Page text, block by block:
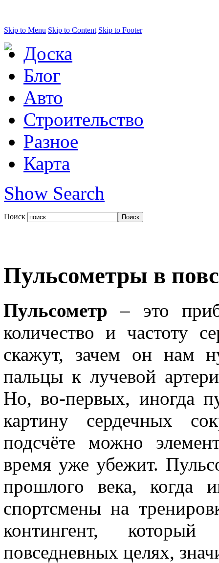
Skip to Menu Skip to Content Skip to Footer
Доска
Блог
Авто
Строительство
Разное
Карта
Show Search
Поиск
Пульсометры в
Пульсометр – это
количество и частоту
скажут, зачем он нам
пальцы к лучевой
Но, во-первых, иногда
картину сердечных
подсчёте можно
время уже убежит.
прошлого века, когда
спортсмены на
контингент,
повседневных целях,